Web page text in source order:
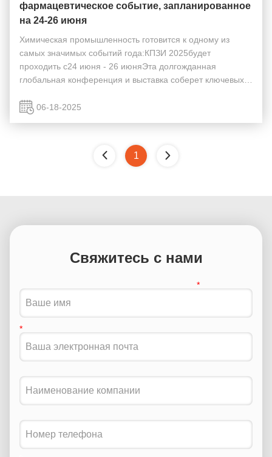
фармацевтическое событие, запланированное
на 24-26 июня
Химическая промышленность готовится к одному из
самых значимых событий года:КПЗИ 2025будет
проходить с24 июня - 26 июняЭта долгожданная
глобальная конференция и выставка соберет ключевых
создания стоимости.Предлагает непревзойденные
06-18-2025
1
Свяжитесь с нами